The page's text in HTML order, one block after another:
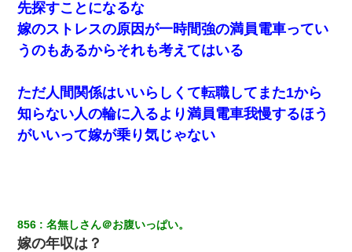
先探すことになるな
嫁のストレスの原因が一時間強の満員電車ってい
うのもあるからそれも考えてはいる
ただ人間関係はいいらしくて転職してまた1から
知らない人の輪に入るより満員電車我慢するほう
がいいって嫁が乗り気じゃない
856 名無しさん＠お腹いっぱい。
嫁の年収は？